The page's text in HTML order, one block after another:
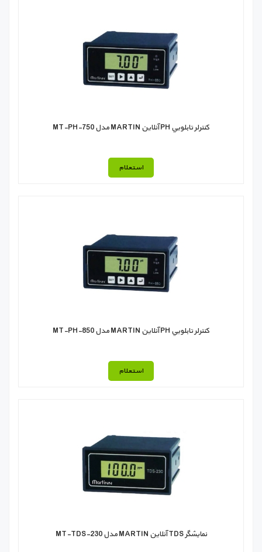
كنترلر تابلويي PH آنلاين MARTIN مدل MT-PH-750
استعلام
كنترلر تابلويي PH آنلاين MARTIN مدل MT-PH-850
استعلام
نمايشگر TDS آنلاين MARTIN مدل MT-TDS-230